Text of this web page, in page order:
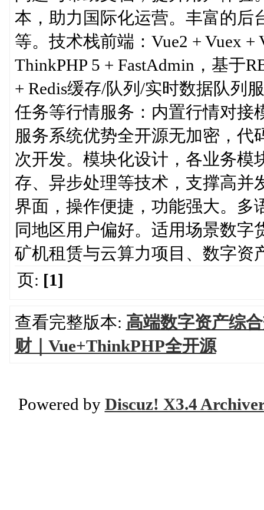
本，助力国际化运营。丰富的后
等。技术栈前端：Vue2 + Vuex
ThinkPHP 5 + FastAdmin，基于
+ Redis缓存/队列/实时数据队列
任务等行情服务：内置行情对接
服务系统优势全开源无加密，代
次开发。模块化设计，各业务模
存、异步处理等技术，支撑高并
界面，操作便捷，功能强大。多
同地区用户偏好。适用场景数
矿机租赁与云算力项目、数字资
页: [1]
查看完整版本: 高端数字资产综
财｜Vue+ThinkPHP全开源
Powered by Discuz! X3.4